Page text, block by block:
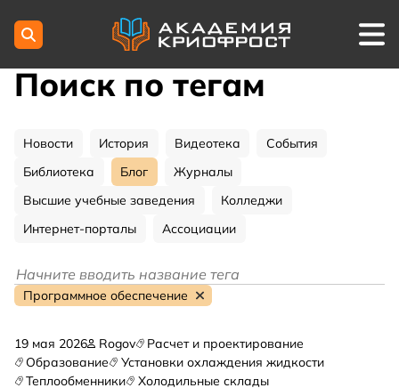
Поиск по тегам
Новости История Видеотека
События
Библиотека
Блог
Журналы
Высшие учебные заведения
Колледжи
Интернет-порталы
Ассоциации
Программное обеспечение
19 мая 2026 Rogov
Расчет и проектирование
Образование
Установки охлаждения жидкости
Теплообменники
Холодильные склады